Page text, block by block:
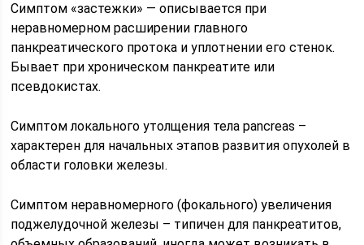
Симптом «застежки» — описывается при
неравномерном расширении главного
панкреатического протока и уплотнении его стенок.
Бывает при хроническом панкреатите или
псевдокистах.
Симптом локального утолщения тела pancreas –
характерен для начальных этапов развития опухолей в
области головки железы.
Симптом неравномерного (фокального) увеличения
поджелудочной железы – типичен для панкреатитов,